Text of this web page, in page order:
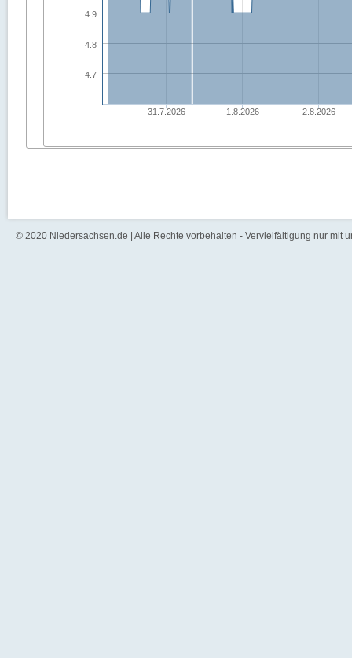
31.7.2026 1.8.2026 2.8.2026
4.7
4.8
4.9
© 2020 Niedersachsen.de | Alle Rechte vorbehalten - Vervielfältigung nur mit